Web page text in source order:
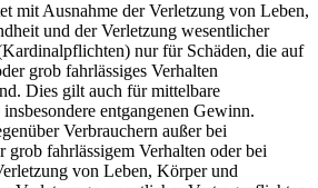
mit Ausnahme der Verletzung von Leben,
und der Verletzung wesentlicher
nur für Schäden, die auf
grob fahrlässiges Verhalten
Dies gilt auch für mittelbare
entgangenen Gewinn.
Verbrauchern außer bei
grob fahrlässigem Verhalten oder bei
von Leben, Körper und